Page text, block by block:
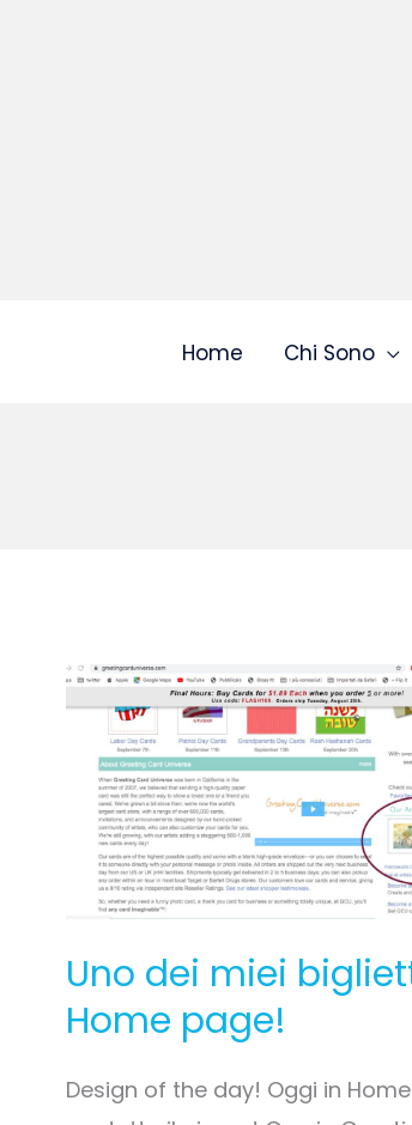
Home Chi Sono
Uno dei miei
Home page!
Design of the day! Oggi in
Uno
miei
biglietti
Home
page!